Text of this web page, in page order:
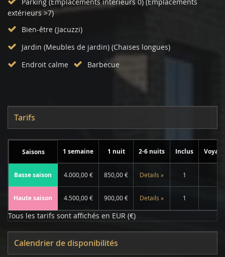
extérieurs >7)
Bien-être (Jacuzzi)
Jardin (Meubles de jardin) (Chaises longues)
Endroit calme
Barbecue
Tarifs
Saisons 1 semaine 1 nuit 2-6 nuits Inclus
Basse saison 4.000,00 € 850,00 € Details » 1
Haute saison 4.500,00 € 900,00 € Details » 1
Tous les tarifs sont affichés en EUR (€)
Calendrier de disponibilités